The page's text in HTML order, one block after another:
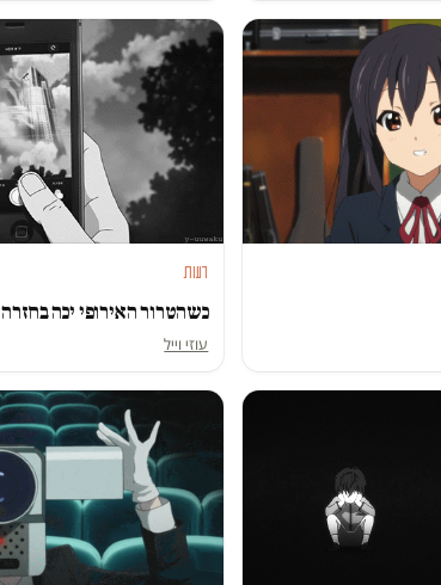
דעות
כשהטרור האירופי יכה בחזרה
עוזי וייל